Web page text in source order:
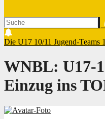
Die U17 10/11 Jugend-Teams
WNBL: U17-
Einzug ins